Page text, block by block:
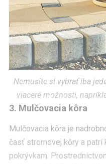
Nemusíte si vybrať iba
viaceré možnosti,
3. Mulčovacia kôra
Mulčovacia kôra je
časť stromovej kôry a patrí
pokrývkam.